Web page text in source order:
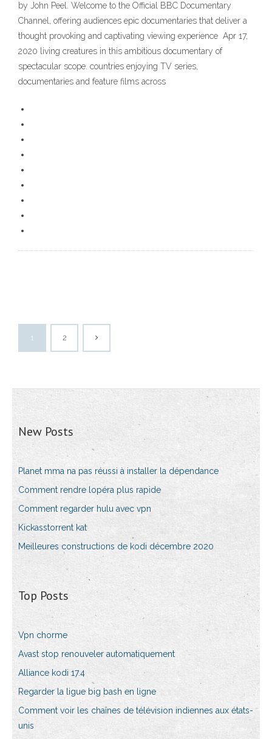
by John Peel. Welcome to the Official BBC Documentary
Channel, offering audiences epic documentaries that deliver a
thought provoking and captivating viewing experience Apr 17,
2020 living creatures in this ambitious documentary of
spectacular scope. countries enjoying TV series,
documentaries and feature films across
1 2
New Posts
Planet mma na pas réussi à installer la dépendance
Comment rendre lopéra plus rapide
Comment regarder hulu avec vpn
Kickasstorrent kat
Meilleures constructions de kodi décembre 2020
Top Posts
Vpn chorme
Avast stop renouveler automatiquement
Alliance kodi 17.4
Regarder la ligue big bash en ligne
Comment voir les chaînes de télévision indiennes aux états-
unis